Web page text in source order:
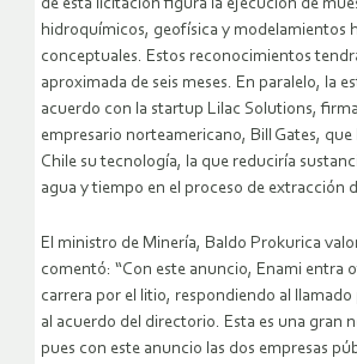
de esta licitación figura la ejecución de
hidroquímicos, geofísica y modelamientos
conceptuales. Estos reconocimientos
aproximada de seis meses. En paralelo, la
acuerdo con la startup Lilac Solutions,
empresario norteamericano, Bill Gates, que
Chile su tecnología, la que reduciría
agua y tiempo en el proceso de extracción
El ministro de Minería, Baldo Prokurica
comentó: “Con este anuncio, Enami entra
carrera por el litio, respondiendo al llamado
al acuerdo del directorio. Esta es una gran
pues con este anuncio las dos empresas